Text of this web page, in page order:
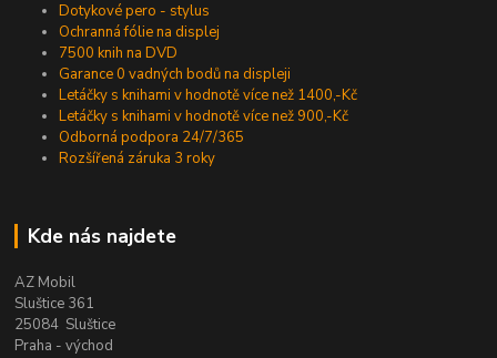
Dotykové pero - stylus
Ochranná fólie na displej
7500 knih na DVD
Garance 0 vadných bodů na displeji
Letáčky s knihami v hodnotě více než 1400,-Kč
Letáčky s knihami v hodnotě více než 900,-Kč
Odborná podpora 24/7/365
Rozšířená záruka 3 roky
Kde nás najdete
AZ Mobil
Sluštice 361
25084 Sluštice
Praha - východ